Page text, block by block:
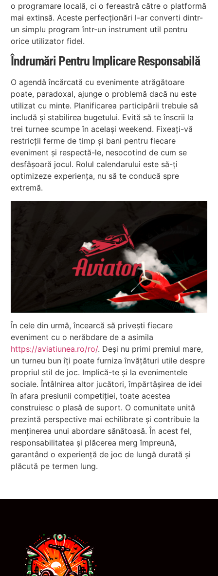
o programare locală, ci o fereastră către o platformă
mai extinsă. Aceste perfecționări l-ar converti dintr-
un simplu program într-un instrument util pentru
orice utilizator fidel.
Îndrumări Pentru Implicare Responsabilă
O agendă încărcată cu evenimente atrăgătoare
poate, paradoxal, ajunge o problemă dacă nu este
utilizat cu minte. Planificarea participării trebuie să
includă și stabilirea bugetului. Evită să te înscrii la
trei turnee scumpe în același weekend. Fixeați-vă
restricții ferme de timp și bani pentru fiecare
eveniment și respectă-le, nesocotind de cum se
desfășoară jocul. Rolul calendarului este să-ți
optimizeze experiența, nu să te conducă spre
extremă.
În cele din urmă, încearcă să privești fiecare
eveniment cu o nerăbdare de a asimila
https://aviatiunea.ro/ro/. Deși nu primi premiul mare,
un turneu bun îți poate furniza învățături utile despre
propriul stil de joc. Implică-te și la evenimentele
sociale. Întâlnirea altor jucători, împărtășirea de idei
în afara presiunii competiției, toate acestea
construiesc o plasă de suport. O comunitate unită
prezintă perspective mai echilibrate și contribuie la
menținerea unui abordare sănătoasă. În acest fel,
responsabilitatea și plăcerea merg împreună,
garantând o experiență de joc de lungă durată și
plăcută pe termen lung.